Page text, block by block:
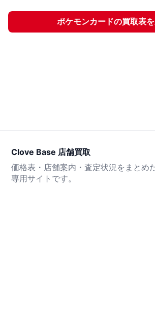
ポケモンカードの買取表
Clove Base 店舗買取
価格表・店舗案内・査定状況をまとめ
専用サイトです。